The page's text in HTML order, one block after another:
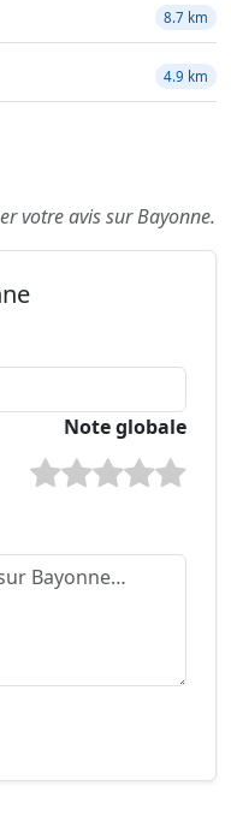
8.7 km
4.9 km
votre avis sur Bayonne.
Note globale